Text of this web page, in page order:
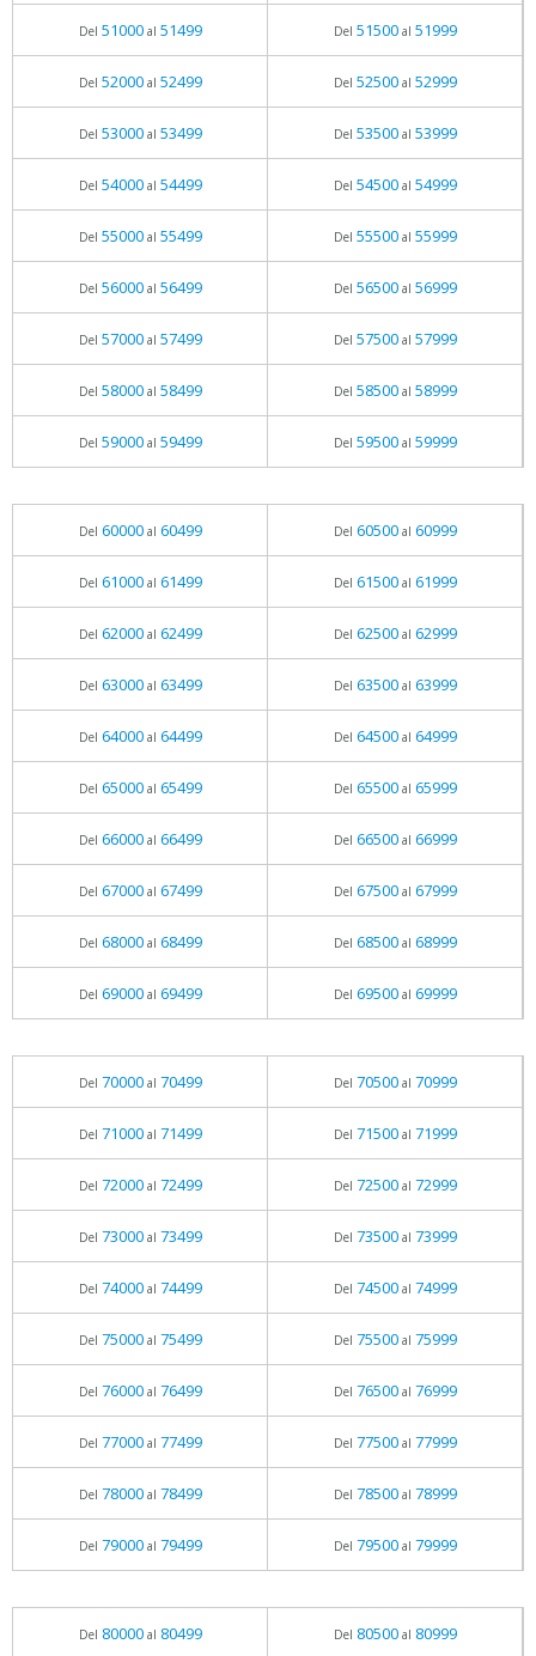
Del 51000al 51499 Del 51500al 51999
Del 52000al 52499 Del 52500al 52999
Del 53000al 53499 Del 53500al 53999
Del 54000al 54499 Del 54500al 54999
Del 55000al 55499 Del 55500al 55999
Del 56000al 56499 Del 56500al 56999
Del 57000al 57499 Del 57500al 57999
Del 58000al 58499 Del 58500al 58999
Del 59000al 59499 Del 59500al 59999
Del 60000al 60499 Del 60500al 60999
Del 61000al 61499 Del 61500al 61999
Del 62000al 62499 Del 62500al 62999
Del 63000al 63499 Del 63500al 63999
Del 64000al 64499 Del 64500al 64999
Del 65000al 65499 Del 65500al 65999
Del 66000al 66499 Del 66500al 66999
Del 67000al 67499 Del 67500al 67999
Del 68000al 68499 Del 68500al 68999
Del 69000al 69499 Del 69500al 69999
Del 70000al 70499 Del 70500al 70999
Del 71000al 71499 Del 71500al 71999
Del 72000al 72499 Del 72500al 72999
Del 73000al 73499 Del 73500al 73999
Del 74000al 74499 Del 74500al 74999
Del 75000al 75499 Del 75500al 75999
Del 76000al 76499 Del 76500al 76999
Del 77000al 77499 Del 77500al 77999
Del 78000al 78499 Del 78500al 78999
Del 79000al 79499 Del 79500al 79999
Del 80000al 80499 Del 80500al 80999